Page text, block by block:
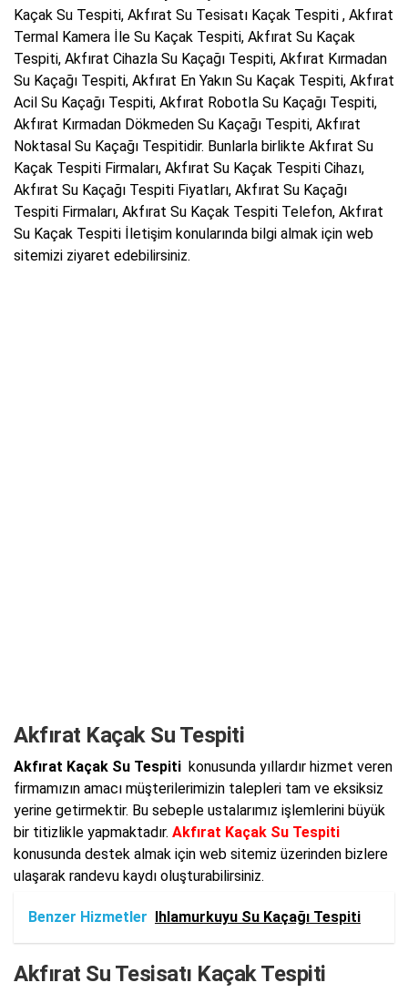
Kaçak Su Tespiti, Akfırat Su Tesisatı Kaçak Tespiti , Akfırat
Termal Kamera İle Su Kaçak Tespiti, Akfırat Su Kaçak
Tespiti, Akfırat Cihazla Su Kaçağı Tespiti, Akfırat Kırmadan
Su Kaçağı Tespiti, Akfırat En Yakın Su Kaçak Tespiti, Akfırat
Acil Su Kaçağı Tespiti, Akfırat Robotla Su Kaçağı Tespiti,
Akfırat Kırmadan Dökmeden Su Kaçağı Tespiti, Akfırat
Noktasal Su Kaçağı Tespitidir. Bunlarla birlikte Akfırat Su
Kaçak Tespiti Firmaları, Akfırat Su Kaçak Tespiti Cihazı,
Akfırat Su Kaçağı Tespiti Fiyatları, Akfırat Su Kaçağı
Tespiti Firmaları, Akfırat Su Kaçak Tespiti Telefon, Akfırat
Su Kaçak Tespiti İletişim konularında bilgi almak için web
sitemizi ziyaret edebilirsiniz.
Akfırat Kaçak Su Tespiti
Akfırat Kaçak Su Tespiti konusunda yıllardır hizmet veren
firmamızın amacı müşterilerimizin talepleri tam ve eksiksiz
yerine getirmektir. Bu sebeple ustalarımız işlemlerini büyük
bir titizlikle yapmaktadır. Akfırat Kaçak Su Tespiti
konusunda destek almak için web sitemiz üzerinden bizlere
ulaşarak randevu kaydı oluşturabilirsiniz.
Benzer Hizmetler Ihlamurkuyu Su Kaçağı Tespiti
Akfırat Su Tesisatı Kaçak Tespiti